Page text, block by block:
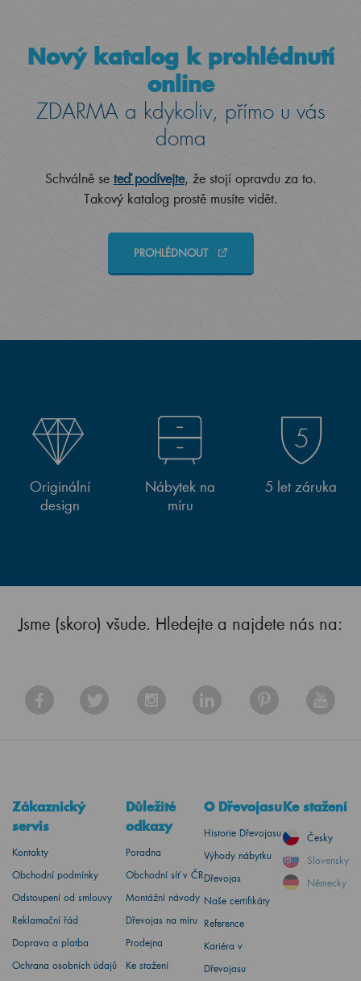
Nový katalog k prohlédnutí
online
ZDARMA a kdykoliv, přímo u vás
doma
Schválně se teď podívejte, že stojí opravdu za to.
Takový katalog prostě musíte vidět.
PROHLÉDNOUT
Originální
design
Nábytek na
míru
5 let záruka
Jsme (skoro) všude. Hledejte a najdete nás na:
Zákaznický
servis
Kontakty
Obchodní podmínky
Odstoupení od smlouvy
Reklamační řád
Doprava a platba
Ochrana osobních údajů
Důležité
odkazy
Poradna
Obchodní síť v ČR
Montážní návody
Dřevojas na míru
Prodejna
Ke stažení
O Dřevojasu
Historie Dřevojasu
Výhody nábytku
Dřevojas
Naše certifikáty
Reference
Kariéra v
Dřevojasu
Ke stažení
Česky
Slovensky
Německy